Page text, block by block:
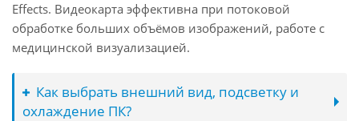
Effects. Видеокарта эффективна при потоковой
обработке больших объёмов изображений, работе с
медицинской визуализацией.
Как выбрать внешний вид, подсветку и
охлаждение ПК?